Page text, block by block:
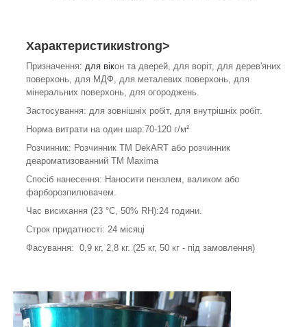
Характеристикиstrong>
Призначення: для вікон та дверей, для воріт, для дерев'яних
поверхонь, для МДФ, для металевих поверхонь, для
мінеральних поверхонь, для огороджень.
Застосування: для зовнішніх робіт, для внутрішніх робіт.
Норма витрати на один шар:70-120 г/м²
Розчинник: Розчинник ТМ DekART або розчинник
деароматизованний ТМ Maxima
Спосіб нанесення: Наносити пензлем, валиком або
фарборозпилювачем.
Час висихання (23 °С, 50% RH):24 години.
Строк придатності: 24 місяці
Фасування: 0,9 кг, 2,8 кг. (25 кг, 50 кг - під замовлення)